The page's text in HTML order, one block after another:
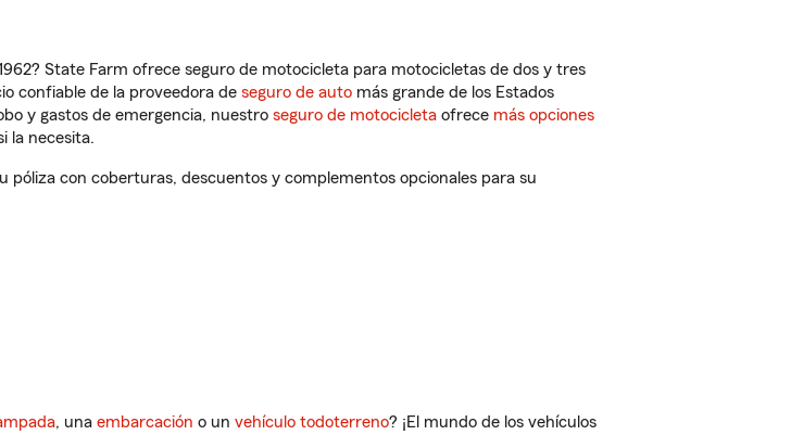
State Farm ofrece seguro de motocicleta para motocicletas de dos y tres
confiable de la proveedora de seguro de auto más grande de los Estados
y gastos de emergencia, nuestro seguro de motocicleta ofrece más opciones
la necesita.
póliza con coberturas, descuentos y complementos opcionales para su
, una embarcación o un vehículo todoterreno? ¡El mundo de los vehículos